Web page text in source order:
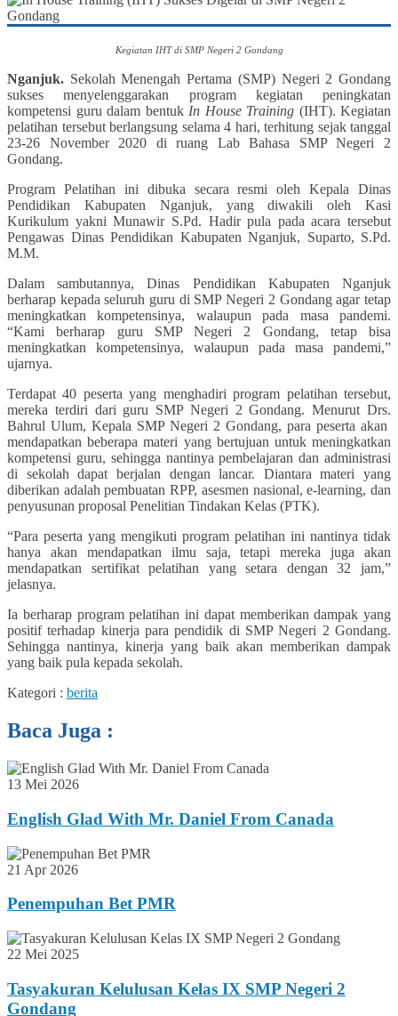
Kegiatan IHT di SMP Negeri 2 Gondang
Nganjuk. Sekolah Menengah Pertama (SMP) Negeri 2 Gondang
sukses menyelenggarakan program kegiatan peningkatan
kompetensi guru dalam bentuk In House Training (IHT). Kegiatan
pelatihan tersebut berlangsung selama 4 hari, terhitung sejak tanggal
23-26 November 2020 di ruang Lab Bahasa SMP Negeri 2
Gondang.
Program Pelatihan ini dibuka secara resmi oleh Kepala Dinas
Pendidikan Kabupaten Nganjuk, yang diwakili oleh Kasi
Kurikulum yakni Munawir S.Pd. Hadir pula pada acara tersebut
Pengawas Dinas Pendidikan Kabupaten Nganjuk, Suparto, S.Pd.
M.M.
Dalam sambutannya, Dinas Pendidikan Kabupaten Nganjuk
berharap kepada seluruh guru di SMP Negeri 2 Gondang agar tetap
meningkatkan kompetensinya, walaupun pada masa pandemi.
“Kami berharap guru SMP Negeri 2 Gondang, tetap bisa
meningkatkan kompetensinya, walaupun pada masa pandemi,”
ujarnya.
Terdapat 40 peserta yang menghadiri program pelatihan tersebut,
mereka terdiri dari guru SMP Negeri 2 Gondang. Menurut Drs.
Bahrul Ulum, Kepala SMP Negeri 2 Gondang, para peserta akan
mendapatkan beberapa materi yang bertujuan untuk meningkatkan
kompetensi guru, sehingga nantinya pembelajaran dan administrasi
di sekolah dapat berjalan dengan lancar. Diantara materi yang
diberikan adalah pembuatan RPP, asesmen nasional, e-learning, dan
penyusunan proposal Penelitian Tindakan Kelas (PTK).
“Para peserta yang mengikuti program pelatihan ini nantinya tidak
hanya akan mendapatkan ilmu saja, tetapi mereka juga akan
mendapatkan sertifikat pelatihan yang setara dengan 32 jam,”
jelasnya.
Ia berharap program pelatihan ini dapat memberikan dampak yang
positif terhadap kinerja para pendidik di SMP Negeri 2 Gondang.
Sehingga nantinya, kinerja yang baik akan memberikan dampak
yang baik pula kepada sekolah.
Kategori : berita
Baca Juga :
13 Mei 2026
English Glad With Mr. Daniel From Canada
21 Apr 2026
Penempuhan Bet PMR
22 Mei 2025
Tasyakuran Kelulusan Kelas IX SMP Negeri 2
Gondang